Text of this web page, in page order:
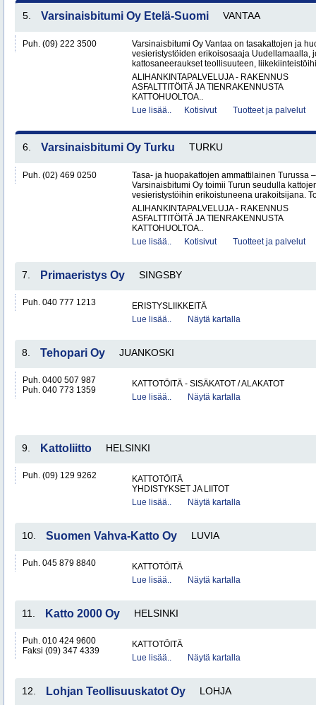
5. Varsinaisbitumi Oy Etelä-Suomi VANTAA
Puh. (09) 222 3500
Varsinaisbitumi Oy Vantaa on tasakattojen ja
vesieristystöiden erikoisosaaja Uudellamaalla,
kattosaneeraukset teollisuuteen,
ALIHANKINTAPALVELUJA - RAKENNUS
ASFALTTITÖITÄ JA TIENRAKENNUSTA
KATTOHUOLTOA..
Lue lisää..
Kotisivut Tuotteet ja palvelut
6. Varsinaisbitumi Oy Turku TURKU
Puh. (02) 469 0250
Tasa- ja huopakattojen ammattilainen Turussa
Varsinaisbitumi Oy toimii Turun seudulla
vesieristystöihin erikoistuneena urakoitsijana.
ALIHANKINTAPALVELUJA - RAKENNUS
ASFALTTITÖITÄ JA TIENRAKENNUSTA
KATTOHUOLTOA..
Lue lisää..
Kotisivut Tuotteet ja palvelut
7. Primaeristys Oy SINGSBY
Puh. 040 777 1213
ERISTYSLIIKKEITÄ
Lue lisää..
Näytä kartalla
8. Tehopari Oy JUANKOSKI
Puh. 0400 507 987
Puh. 040 773 1359
KATTOTÖITÄ - SISÄKATOT / ALAKATOT
Lue lisää..
Näytä kartalla
9. Kattoliitto HELSINKI
Puh. (09) 129 9262
KATTOTÖITÄ
YHDISTYKSET JA LIITOT
Lue lisää..
Näytä kartalla
10. Suomen Vahva-Katto Oy LUVIA
Puh. 045 879 8840
KATTOTÖITÄ
Lue lisää..
Näytä kartalla
11. Katto 2000 Oy HELSINKI
Puh. 010 424 9600
Faksi (09) 347 4339
KATTOTÖITÄ
Lue lisää..
Näytä kartalla
12. Lohjan Teollisuuskatot Oy LOHJA